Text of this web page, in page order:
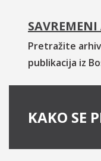
Pretražite
publikacija iz
KAKO SE